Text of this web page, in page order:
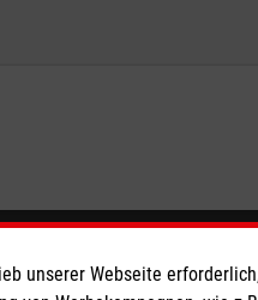
So
unserer Webseite